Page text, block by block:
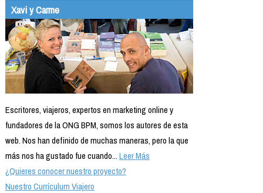
Xavi y Carme
Escritores, viajeros, expertos en marketing online y
fundadores de la ONG BPM, somos los autores de esta
web. Nos han definido de muchas maneras, pero la que
más nos ha gustado fue cuando...Leer Más
¿Quieres conocer nuestro proyecto?
Nuestro Currículum Viajero